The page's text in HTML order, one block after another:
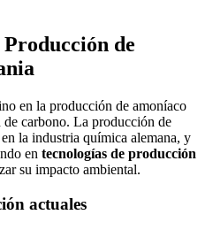
de
en la producción de amoníaco
carbono. La producción de
la industria química alemana, y
en tecnologías de producción
su impacto ambiental.
actuales